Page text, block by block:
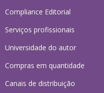
Compliance Editorial
Serviços profissionais
Universidade do autor
Compras em quantidade
Canais de distribuição